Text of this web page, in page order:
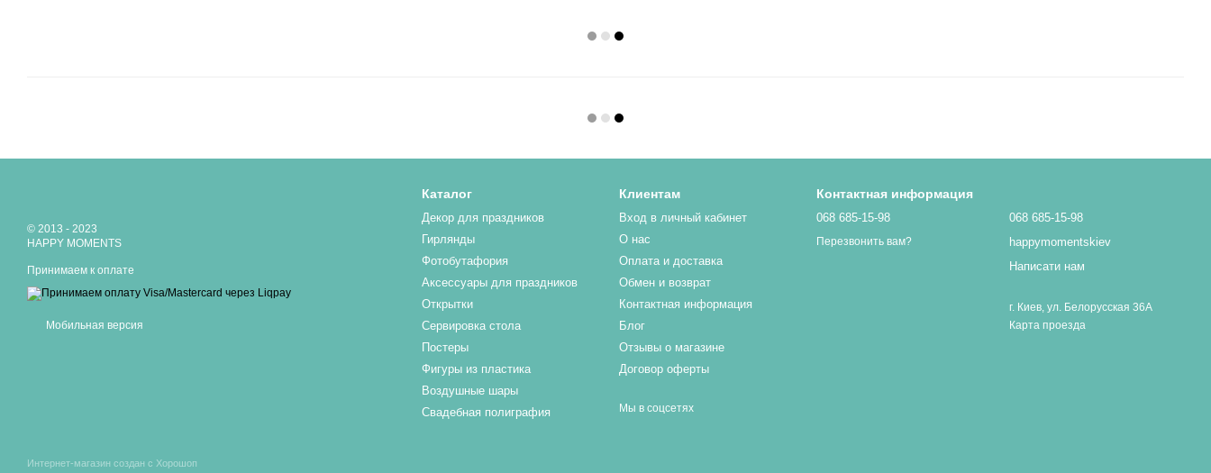
© 2013 - 2023
HAPPY MOMENTS
Принимаем к оплате
Мобильная версия
Интернет-магазин создан с Хорошоп
Каталог
Декор для праздников
Гирлянды
Фотобутафория
Аксессуары для праздников
Открытки
Сервировка стола
Постеры
Фигуры из пластика
Воздушные шары
Свадебная полиграфия
Клиентам
Вход в личный кабинет
О нас
Оплата и доставка
Обмен и возврат
Контактная информация
Блог
Отзывы о магазине
Договор оферты
Мы в соцсетях
Контактная информация
068 685-15-98
Перезвонить вам?
068 685-15-98
happymomentskiev
Написати нам
г. Киев, ул. Белорусская 36А
Карта проезда